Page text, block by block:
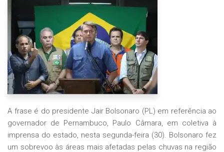
A frase é do presidente Jair Bolsonaro (PL) em referência ao
governador de Pernambuco, Paulo Câmara, em coletiva à
imprensa do estado, nesta segunda-feira (30). Bolsonaro fez
um sobrevoo às áreas mais afetadas pelas chuvas na região